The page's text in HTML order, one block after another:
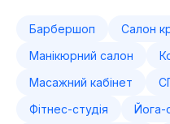
Барбершоп Салон
Манікюрний салон
Масажний кабінет
Фітнес-студія
Йога-